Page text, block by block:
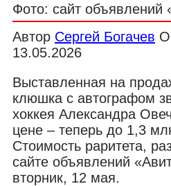
Фото: сайт объявлений
Автор Сергей Богачев
13.05.2026
Выставленная на
клюшка с автографом
хоккея Александра
цене – теперь до 1,3
Стоимость раритета,
сайте объявлений
вторник, 12 мая.